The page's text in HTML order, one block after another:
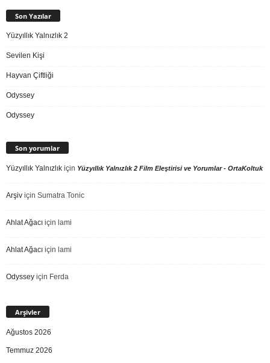
Son Yazılar
Yüzyıllık Yalnızlık 2
Sevilen Kişi
Hayvan Çiftliği
Odyssey
Odyssey
Son yorumlar
Yüzyıllık Yalnızlık için Yüzyıllık Yalnızlık 2 Film Eleştirisi ve Yorumlar - OrtaKoltuk
Arşiv için Sumatra Tonic
Ahlat Ağacı için lami
Ahlat Ağacı için lami
Odyssey için Ferda
Arşivler
Ağustos 2026
Temmuz 2026